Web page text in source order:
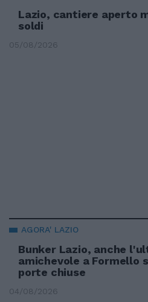
Lazio, cantiere aperto
soldi
05/08/2026
AGORA' LAZIO
Bunker Lazio, anche
amichevole a Formello
porte chiuse
04/08/2026